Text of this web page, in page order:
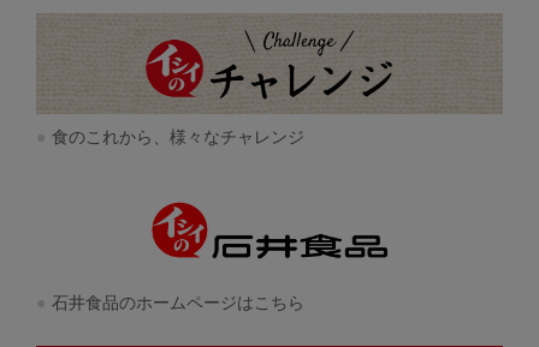
食のこれから、様々なチャレンジ
石井食品のホームページはこちら